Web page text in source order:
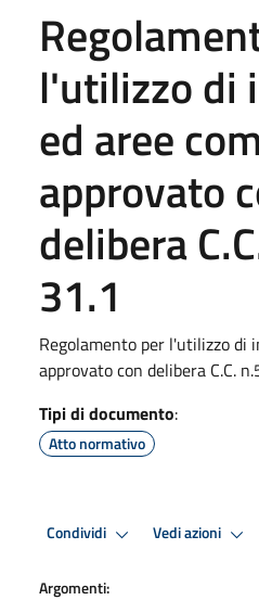
l'utilizzo di
ed aree
approvato
delibera
31.1
Regolamento per l'utilizzo di
approvato con delibera C.C.
Tipi di documento:
Atto normativo
Condividi Vedi azioni
Argomenti: